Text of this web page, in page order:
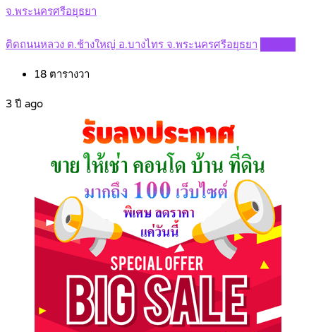
จ.พระนครศรีอยุธยา
ติดถนนหลวง ต.ช้างใหญ่ อ.บางไทร จ.พระนครศรีอยุธยา
18 ตารางวา
3 ปี ago